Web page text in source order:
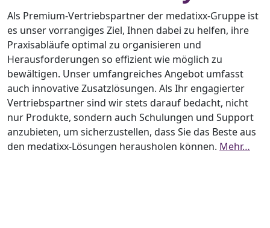
Als Premium-Vertriebspartner der medatixx-Gruppe ist
es unser vorrangiges Ziel, Ihnen dabei zu helfen, ihre
Praxisabläufe optimal zu organisieren und
Herausforderungen so effizient wie möglich zu
bewältigen. Unser umfangreiches Angebot umfasst
auch innovative Zusatzlösungen. Als Ihr engagierter
Vertriebspartner sind wir stets darauf bedacht, nicht
nur Produkte, sondern auch Schulungen und Support
anzubieten, um sicherzustellen, dass Sie das Beste aus
den medatixx-Lösungen herausholen können. Mehr…